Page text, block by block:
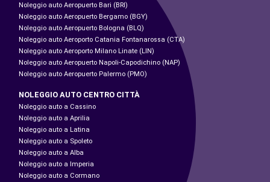
Noleggio auto Aeropuerto Bari (BRI)
Noleggio auto Aeropuerto Bergamo (BGY)
Noleggio auto Aeropuerto Bologna (BLQ)
Noleggio auto Aeroporto Catania Fontanarossa (CTA)
Noleggio auto Aeroporto Milano Linate (LIN)
Noleggio auto Aeropuerto Napoli-Capodichino (NAP)
Noleggio auto Aeropuerto Palermo (PMO)
NOLEGGIO AUTO CENTRO CITTÀ
Noleggio auto a Cassino
Noleggio auto a Aprilia
Noleggio auto a Latina
Noleggio auto a Spoleto
Noleggio auto a Alba
Noleggio auto a Imperia
Noleggio auto a Cormano